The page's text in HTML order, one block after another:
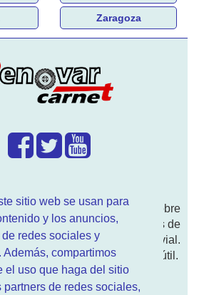
sitio web se usan para
y los anuncios,
redes sociales y
compartimos
el uso que haga del sitio
partners de redes sociales,
Zaragoza
Te contamos sobre
permisode conducir, noticias de
y sobre todo seguridad vial.
todo tipo de información DGT útil.